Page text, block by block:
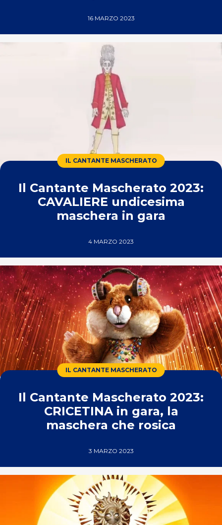
16 MARZO 2023
IL CANTANTE MASCHERATO
Il Cantante Mascherato 2023:
CAVALIERE undicesima
maschera in gara
4 MARZO 2023
IL CANTANTE MASCHERATO
Il Cantante Mascherato 2023:
CRICETINA in gara, la
maschera che rosica
3 MARZO 2023